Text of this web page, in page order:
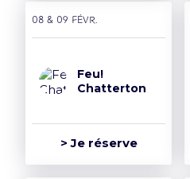
08 & 09 févr.
Feu!
Chatterton
> Je réserve